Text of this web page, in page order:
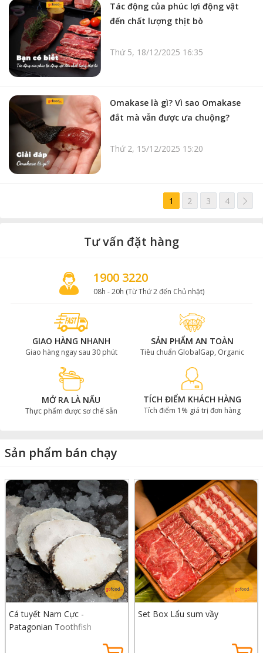
Tác động của phúc lợi động vật
đến chất lượng thịt bò
Thứ 5, 18/12/2025 16:35
Omakase là gì? Vì sao Omakase
đắt mà vẫn được ưa chuộng?
Thứ 2, 15/12/2025 15:20
1 2 3 4 >
Tư vấn đặt hàng
1900 3220
08h - 20h (Từ Thứ 2 đến Chủ nhật)
GIAO HÀNG NHANH
Giao hàng ngay sau 30 phút
SẢN PHẨM AN TOÀN
Tiêu chuẩn GlobalGap, Organic
MỞ RA LÀ NẤU
Thực phẩm được sơ chế sẵn
TÍCH ĐIỂM KHÁCH HÀNG
Tích điểm 1% giá trị đơn hàng
Sản phẩm bán chạy
Cá tuyết Nam Cực -
Patagonian Toothfish
Set Box Lẩu sum vầy